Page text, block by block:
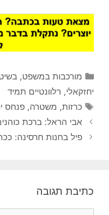
קטגוריות
מורכבות במשפט,
יחזקאלי, רלוונטיים תמיד
תגיות
כרזות, משטרה,פנחס
אבי הראל: ברכת
פיל בחנות חרסינה:
כתיבת תגובה